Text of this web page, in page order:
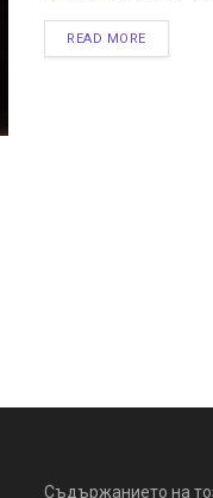
READ MORE
Съдържанието на